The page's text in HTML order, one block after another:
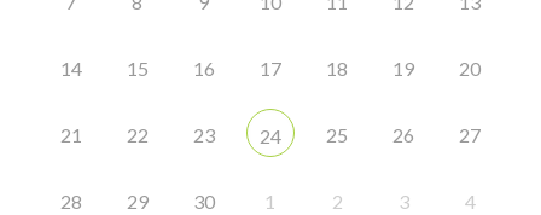
14 15 16 17 18 19 20
21 22 23 24 25 26 27
28 29 30 1 2 3 4